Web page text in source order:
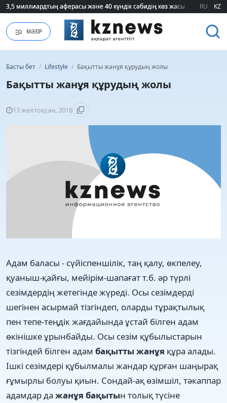
3,5 миллиардтың аферасы және 40 күндік сәбидің көз жасы:
3,5 миллиардтың аферасы және 40 күндік сәбидің көз жасы: RU KZ
МӘЗІР
Басты бет / Lifestyle / Бақытты жанұя құрудың жолы
Бақытты жанұя құрудың жолы
13 желтоқсан, 2018
Адам баласы - сүйіспеншілік, таң қалу, өкпелеу,
қуаныш-қайғы, мейірім-шапағат т.б. әр түрлі
сезімдердің жетегінде жүреді. Осы сезімдерді
шегінен асырмай тізгіндеп, оларды тұрақтылық
пен тепе-теңдік жағдайында ұстай білген адам
өкінішке ұрынбайды. Осы сезім құбылыстарын
тізгіндей білген адам бақытты жанұя құра алады.
Ішкі сезімдері құбылмалы жандар құрған шаңырақ
ғұмырлы болуы қиын. Сондай-ақ өзімшіл, тәкаппар
адамдар да жанұя бақытын толық түсіне